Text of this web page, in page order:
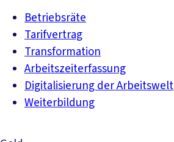
Betriebsräte
Tarifvertrag
Transformation
Arbeitszeiterfassung
Digitalisierung der Arbeitswelt
Weiterbildung